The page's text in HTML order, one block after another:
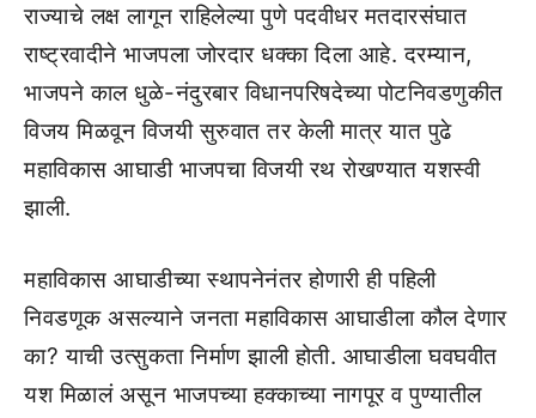
राज्याचे लक्ष लागून राहिलेल्या पुणे पदवीधर मतदारसंघात
राष्ट्रवादीने भाजपला जोरदार धक्का दिला आहे. दरम्यान,
भाजपने काल धुळे-नंदुरबार विधानपरिषदेच्या पोटनिवडणुकीत
विजय मिळवून विजयी सुरुवात तर केली मात्र यात पुढे
महाविकास आघाडी भाजपचा विजयी रथ रोखण्यात यशस्वी
झाली.
महाविकास आघाडीच्या स्थापनेनंतर होणारी ही पहिली
निवडणूक असल्याने जनता महाविकास आघाडीला कौल देणार
का? याची उत्सुकता निर्माण झाली होती. आघाडीला घवघवीत
यश मिळालं असून भाजपच्या हक्काच्या नागपूर व पुण्यातील